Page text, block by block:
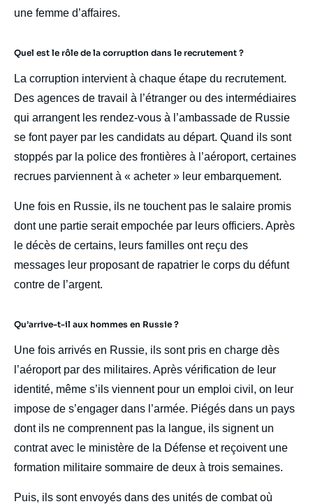
une femme d’affaires.
Quel est le rôle de la corruption dans le recrutement ?
La corruption intervient à chaque étape du recrutement.
Des agences de travail à l’étranger ou des intermédiaires
qui arrangent les rendez-vous à l’ambassade de Russie
se font payer par les candidats au départ. Quand ils sont
stoppés par la police des frontières à l’aéroport, certaines
recrues parviennent à « acheter » leur embarquement.
Une fois en Russie, ils ne touchent pas le salaire promis
dont une partie serait empochée par leurs officiers. Après
le décès de certains, leurs familles ont reçu des
messages leur proposant de rapatrier le corps du défunt
contre de l’argent.
Qu’arrive-t-il aux hommes en Russie ?
Une fois arrivés en Russie, ils sont pris en charge dès
l’aéroport par des militaires. Après vérification de leur
identité, même s’ils viennent pour un emploi civil, on leur
impose de s’engager dans l’armée. Piégés dans un pays
dont ils ne comprennent pas la langue, ils signent un
contrat avec le ministère de la Défense et reçoivent une
formation militaire sommaire de deux à trois semaines.
Puis, ils sont envoyés dans des unités de combat où